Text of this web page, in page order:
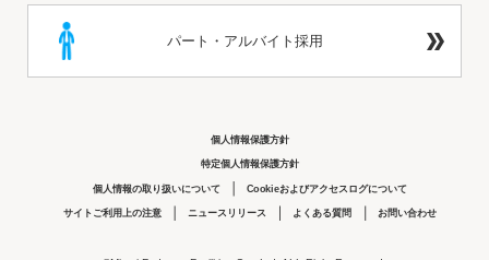
パート・アルバイト採用
個人情報保護方針
特定個人情報保護方針
個人情報の取り扱いについて Cookieおよびアクセスログについて
サイトご利用上の注意 ニュースリリース よくある質問 お問い合わせ